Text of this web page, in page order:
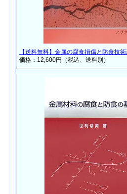
【送料無料】金属の腐食損傷と防食技
価格：12,600円（税込、送料別）